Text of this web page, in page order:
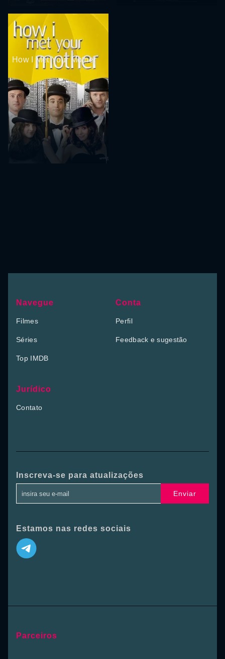
How I Met Your Mother
Navegue
Filmes
Séries
Top IMDB
Conta
Perfil
Feedback e sugestão
Jurídico
Contato
Inscreva-se para atualizações
Enviar
Estamos nas redes sociais
Parceiros